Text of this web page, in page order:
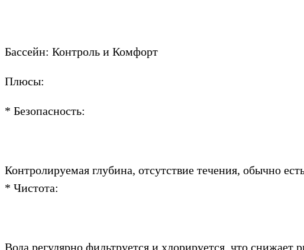
Бассейн: Контроль и Комфорт
Плюсы:
* Безопасность:
Контролируемая глубина, отсутствие течения, обычно
* Чистота:
Вода регулярно фильтруется и хлорируется, что снижает